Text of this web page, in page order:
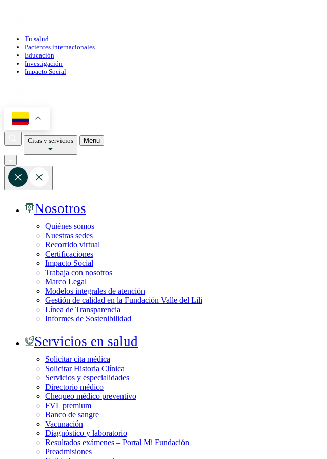
Tu salud
Pacientes internacionales
Educación
Investigación
Impacto Social
Citas y servicios Menu
Nosotros
Quiénes somos
Nuestras sedes
Recorrido virtual
Certificaciones
Impacto Social
Trabaja con nosotros
Marco Legal
Modelos integrales de atención
Gestión de calidad en la Fundación Valle del Lili
Línea de Transparencia
Informes de Sostenibilidad
Servicios en salud
Solicitar cita médica
Solicitar Historia Clínica
Servicios y especialidades
Directorio médico
Chequeo médico preventivo
FVL premium
Banco de sangre
Vacunación
Diagnóstico y laboratorio
Resultados exámenes – Portal Mi Fundación
Preadmisiones